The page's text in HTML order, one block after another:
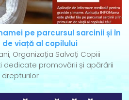
pe parcursul sarcinii și în
de viață al copilului
Organizația Salvați Copiii
promovării și apărării
drepturilor